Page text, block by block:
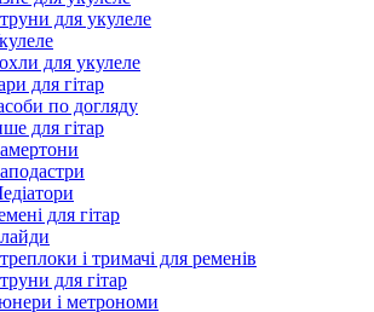
для укулеле
для укулеле
для гітар
по догляду
для гітар
для гітар
і тримачі для ременів
для гітар
і метрономи